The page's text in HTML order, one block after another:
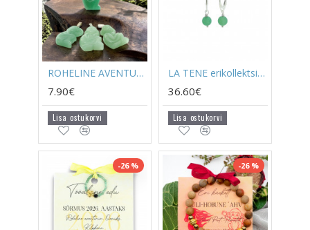
ROHELINE AVENTURIIN ripats ahv (metall)
7.90€
Lisa ostukorvi
LA TENE erikollektsioon kõrvarõngad "ROHELINE AVENTURIIN"
36.60€
Lisa ostukorvi
-26 % -26 %